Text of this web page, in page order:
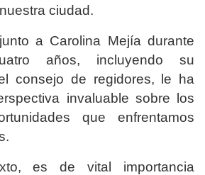
ciudad.
a Carolina Mejía durante
años, incluyendo su
consejo de regidores, le ha
invaluable sobre los
que enfrentamos
es de vital importancia